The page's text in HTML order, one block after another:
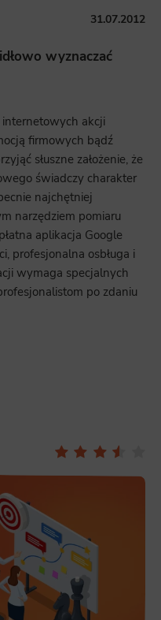
31.07.2012
wyznaczać
internetowych akcji
firmowych bądź
słuszne założenie, że
świadczy charakter
najchętniej
narzędziem pomiaru
aplikacja Google
profesjonalna osbługa i
wymaga specjalnych
po zdaniu